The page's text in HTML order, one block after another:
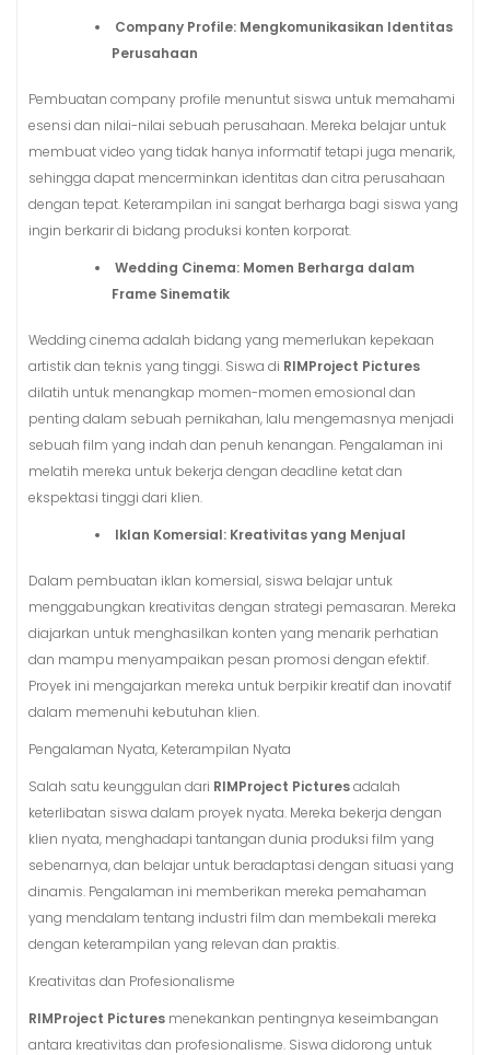
Company Profile: Mengkomunikasikan Identitas
Perusahaan
Pembuatan company profile menuntut siswa untuk memahami
esensi dan nilai-nilai sebuah perusahaan. Mereka belajar untuk
membuat video yang tidak hanya informatif tetapi juga menarik,
sehingga dapat mencerminkan identitas dan citra perusahaan
dengan tepat. Keterampilan ini sangat berharga bagi siswa yang
ingin berkarir di bidang produksi konten korporat.
Wedding Cinema: Momen Berharga dalam
Frame Sinematik
Wedding cinema adalah bidang yang memerlukan kepekaan
artistik dan teknis yang tinggi. Siswa di RIMProject Pictures
dilatih untuk menangkap momen-momen emosional dan
penting dalam sebuah pernikahan, lalu mengemasnya menjadi
sebuah film yang indah dan penuh kenangan. Pengalaman ini
melatih mereka untuk bekerja dengan deadline ketat dan
ekspektasi tinggi dari klien.
Iklan Komersial: Kreativitas yang Menjual
Dalam pembuatan iklan komersial, siswa belajar untuk
menggabungkan kreativitas dengan strategi pemasaran. Mereka
diajarkan untuk menghasilkan konten yang menarik perhatian
dan mampu menyampaikan pesan promosi dengan efektif.
Proyek ini mengajarkan mereka untuk berpikir kreatif dan inovatif
dalam memenuhi kebutuhan klien.
Pengalaman Nyata, Keterampilan Nyata
Salah satu keunggulan dari RIMProject Picturesadalah
keterlibatan siswa dalam proyek nyata. Mereka bekerja dengan
klien nyata, menghadapi tantangan dunia produksi film yang
sebenarnya, dan belajar untuk beradaptasi dengan situasi yang
dinamis. Pengalaman ini memberikan mereka pemahaman
yang mendalam tentang industri film dan membekali mereka
dengan keterampilan yang relevan dan praktis.
Kreativitas dan Profesionalisme
RIMProject Pictures menekankan pentingnya keseimbangan
antara kreativitas dan profesionalisme. Siswa didorong untuk